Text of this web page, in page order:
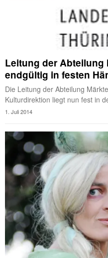
Leitung der Abteilung
endgültig in festen
Die Leitung der Abteilung
Kulturdirektion liegt nun fest in
1. Juli 2014